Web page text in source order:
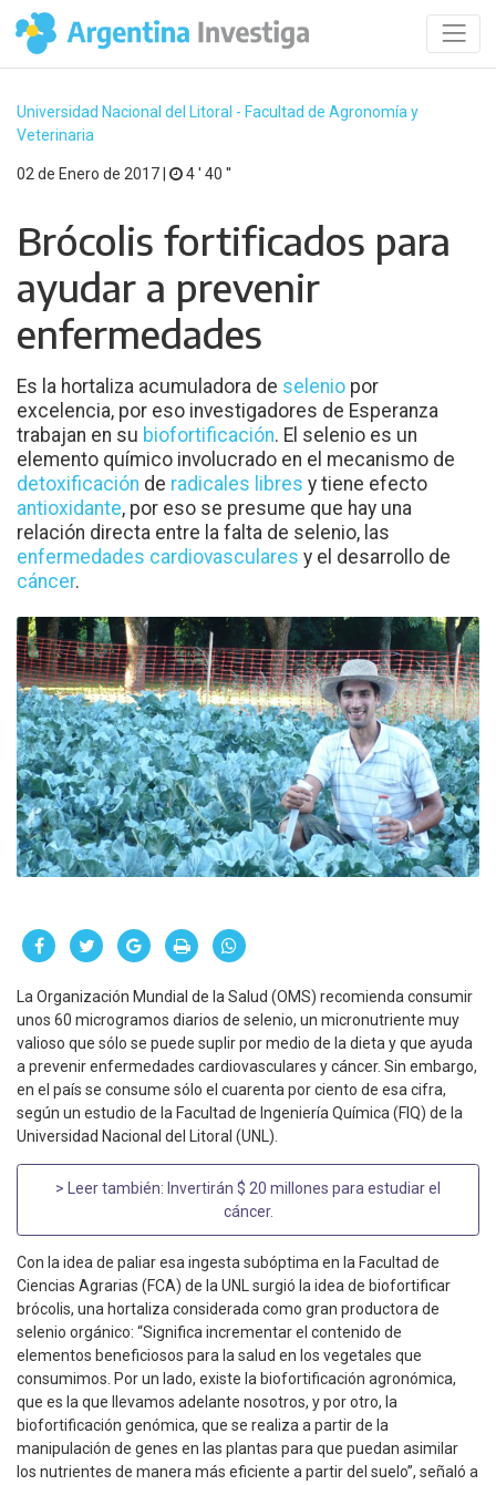
Universidad Nacional del Litoral - Facultad de Agronomía y
Veterinaria
02 de Enero de 2017 | 4 ′ 40 ′′
Brócolis fortificados para
ayudar a prevenir
enfermedades
Es la hortaliza acumuladora de selenio por
excelencia, por eso investigadores de Esperanza
trabajan en su biofortificación. El selenio es un
elemento químico involucrado en el mecanismo de
detoxificación de radicales libres y tiene efecto
antioxidante, por eso se presume que hay una
relación directa entre la falta de selenio, las
enfermedades cardiovasculares y el desarrollo de
cáncer.
La Organización Mundial de la Salud (OMS) recomienda consumir
unos 60 microgramos diarios de selenio, un micronutriente muy
valioso que sólo se puede suplir por medio de la dieta y que ayuda
a prevenir enfermedades cardiovasculares y cáncer. Sin embargo,
en el país se consume sólo el cuarenta por ciento de esa cifra,
según un estudio de la Facultad de Ingeniería Química (FIQ) de la
Universidad Nacional del Litoral (UNL).
> Leer también: Invertirán $ 20 millones para estudiar el
cáncer.
Con la idea de paliar esa ingesta subóptima en la Facultad de
Ciencias Agrarias (FCA) de la UNL surgió la idea de biofortificar
brócolis, una hortaliza considerada como gran productora de
selenio orgánico: “Significa incrementar el contenido de
elementos beneficiosos para la salud en los vegetales que
consumimos. Por un lado, existe la biofortificación agronómica,
que es la que llevamos adelante nosotros, y por otro, la
biofortificación genómica, que se realiza a partir de la
manipulación de genes en las plantas para que puedan asimilar
los nutrientes de manera más eficiente a partir del suelo”, señaló a